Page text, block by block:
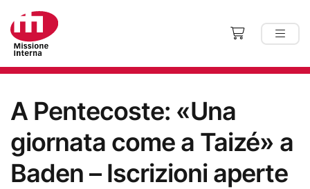
A Pentecoste: «Una
giornata come a Taizé» a
Baden – Iscrizioni aperte